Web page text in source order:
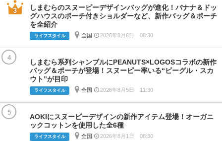
しまむらのスヌーピーデザインバッグが進化！バナナ＆ドッ
グハウスのポーチ付きショルダーなど、新作バッグ＆ポーチ
を全紹介
ライフスタイル 全国 2026年8月6日 08:30
4
しまむら系列シャンブルにPEANUTS×LOGOSコラボの新作
バッグ＆ポーチが登場！スヌーピー率いる“ビーグル・スカ
ウト”が目印
ライフスタイル 全国 2026年8月5日 11:30
5
AOKIにスヌーピーデザインの新作アイテム登場！オーガニ
ックコットンを使用した全6種
ライフスタイル 全国 2026年8月1日 08:30